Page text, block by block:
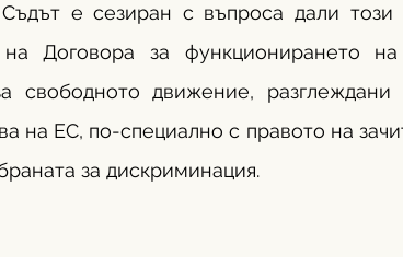
е сезиран с въпроса дали този
на Договора за функционирането
свободното движение,
на ЕС, по-специално с правото на
за дискриминация.